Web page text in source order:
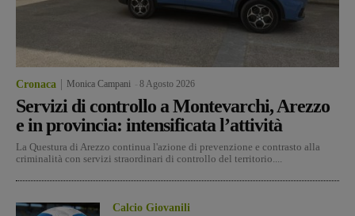
Cronaca Monica Campani 8 Agosto 2026
Servizi di controllo a Montevarchi, Arezzo
e in provincia: intensificata l’attività
La Questura di Arezzo continua l'azione di prevenzione e contrasto alla
criminalità con servizi straordinari di controllo del territorio....
Calcio Giovanili